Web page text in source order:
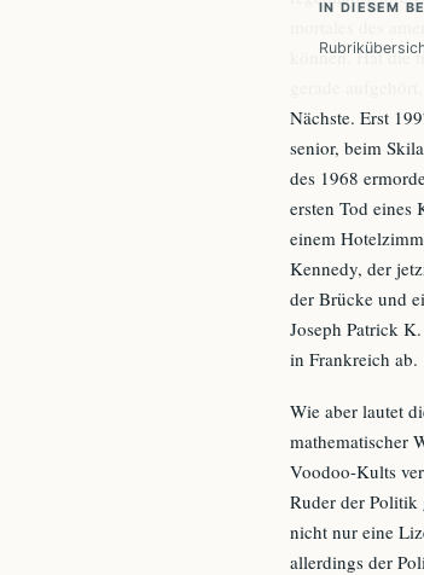
IN DIESEM
mortales des
können. Hat
gerade
Nächste. Erst
senior, beim
des 1968
ersten Tod eines
einem
Kennedy, der
der Brücke und
Joseph Patrick
in Frankreich ab.
Wie aber lautet
mathematischer
Voodoo-Kults
Ruder der Politik
nicht nur eine
allerdings der